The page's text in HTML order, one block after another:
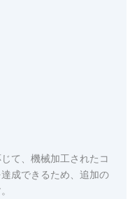
て、機械加工されたコ
成できるため、追加の